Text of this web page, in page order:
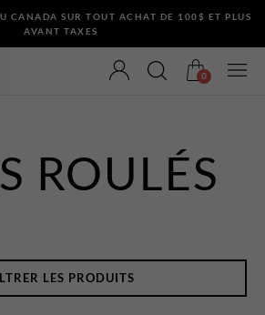
CANADA SUR TOUT ACHAT DE 100$ ET PLUS
AVANT TAXES
0
ROULÉS
LES PRODUITS